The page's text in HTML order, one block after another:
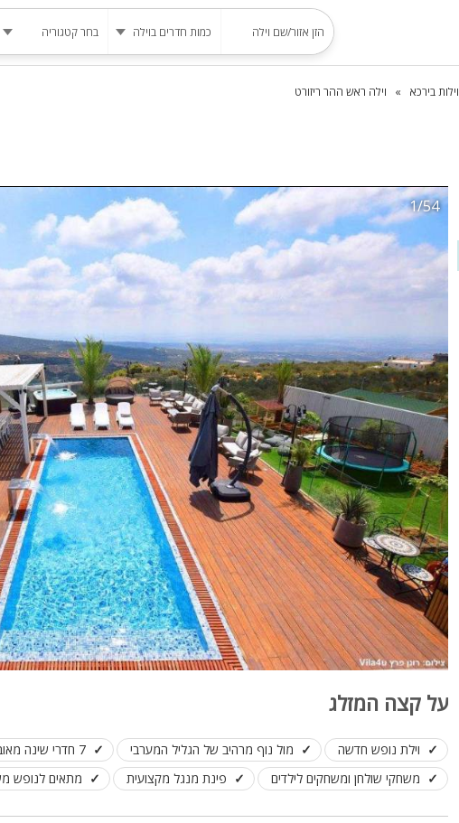
וילות בירכא וילה ראש ההר ריזורט
1/54
על קצה המזלג
וילת נופש חדשה מול נוף מרהיב של הגליל המערבי 7 חדרי שינה מאובזרים
משחקי שולחן ומשחקים לילדים
פינת מנגל מקצועית מתאים לנופש